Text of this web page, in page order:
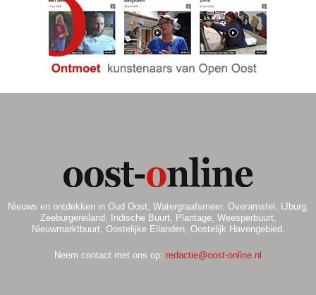
Nieuws en ontdekken in Oud Oost, Watergraafsmeer, Overamstel, IJburg,
Zeeburgereiland, Indische Buurt, Plantage, Weesperbuurt,
Nieuwmarktbuurt, Oostelijke Eilanden, Oostelijk Havengebied.
Neem contact met ons op: redactie@oost-online.nl